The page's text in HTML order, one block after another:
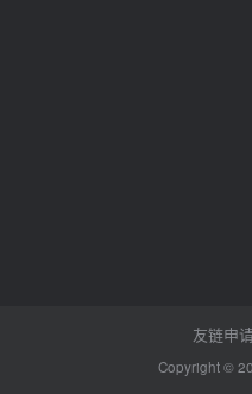
友链申
Copyright ©